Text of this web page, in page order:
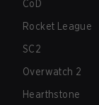
CoD
Rocket League
SC2
Overwatch 2
Hearthstone